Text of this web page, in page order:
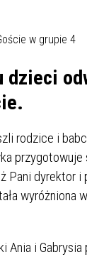
dzieci
rodzice i
przygotowuje
Pani dyrektor i
wyróżniona
Ania i Gabrysia